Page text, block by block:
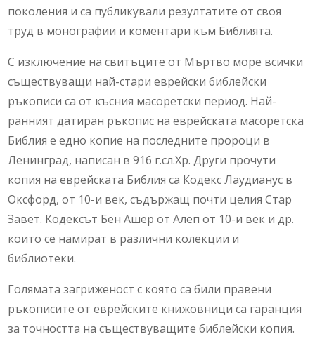
поколения и са публикували резултатите от своя
труд в монографии и коментари към Библията.
С изключение на свитъците от Мъртво море всички
съществуващи най-стари еврейски библейски
ръкописи са от късния масоретски период. Най-
ранният датиран ръкопис на еврейската масоретска
Библия е едно копие на последните пророци в
Ленинград, написан в 916 г.сл.Хр. Други прочути
копия на еврейската Библия са Кодекс Лаудианус в
Оксфорд, от 10-и век, съдържащ почти целия Стар
Завет. Кодексът Бен Ашер от Алеп от 10-и век и др.
които се намират в различни колекции и
библиотеки.
Голямата загриженост с която са били правени
ръкописите от еврейските книжовници са гаранция
за точността на съществуващите библейски копия.